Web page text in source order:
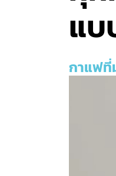
แบ
กาแฟที่